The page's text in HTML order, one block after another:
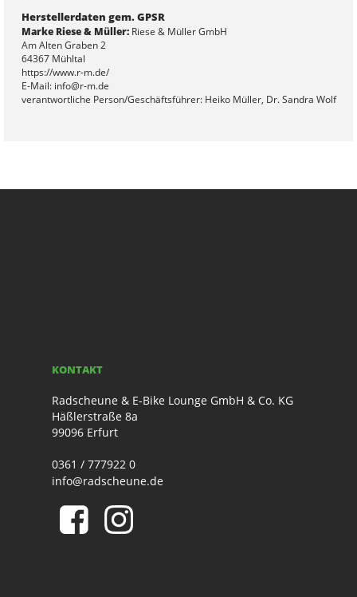
Herstellerdaten gem. GPSR
Marke Riese & Müller:Riese & Müller GmbH
Am Alten Graben 2
64367 Mühltal
https://www.r-m.de/
E-Mail: info@r-m.de
verantwortliche Person/Geschäftsführer: Heiko Müller, Dr. Sandra Wolf
KONTAKT
Radscheune & E-Bike Lounge GmbH & Co. KG
Häßlerstraße 8a
99096 Erfurt
0361 / 777922 0
info@radscheune.de